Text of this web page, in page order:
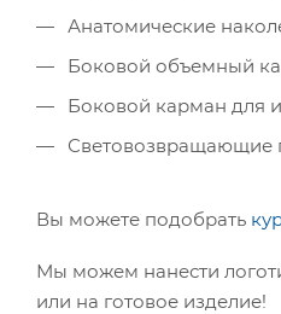
Анатомические
Боковой объемный
Боковой карман для
Световозвращающие
Вы можете подобрать
Мы можем нанести
или на готовое изделие!